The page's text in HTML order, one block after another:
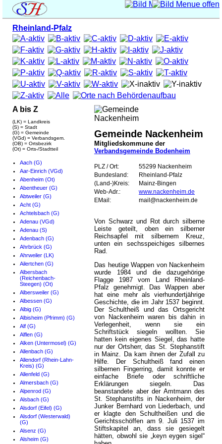
Rheinland-Pfalz
A bis Z
(LK) = Landkreis
(S) = Stadt
(G) = Gemeinde
(VGd) = Verbandsgem.
(OB) = Ortsbezirk
(Ot) = Orts-/Stadtteil
Aach (G)
Aar-Einrich (VGd)
Abenheim (Ot)
Abentheuer (G)
Abtweiler (G)
Acht (G)
Achtelsbach (G)
Adenau (VGd)
Adenau (S)
Adenbach (G)
Ahrbrück (G)
Ahrweiler (LK)
Ailertchen (G)
Albersbach
(Reichenbach-
Steegen) (Ot)
Albersweiler (G)
Albessen (G)
Albig (G)
Albisheim (Pfrimm) (G)
Alf (G)
Alflen (G)
Alken (Untermosel) (G)
Allenbach (G)
Allendorf (Rhein-Lahn-
Kreis) (G)
Allenfeld (G)
Almersbach (G)
Alpenrod (G)
Alsbach (G)
Alsdorf (Eifel) (G)
Alsdorf (Westerwald)
(G)
Alsenz (G)
Alsheim (G)
Gemeinde Nackenheim
Mitgliedskommune der
Verbandsgemeinde Bodenheim
PLZ / Ort:
55299 Nackenheim
Bundesland:
Rheinland-Pfalz
(Land-)Kreis:
Mainz-Bingen
Web-Adr.:
www.nackenheim.de
EMail:
mail@nackenheim.de
Von Schwarz und Rot durch silberne
Leiste geteilt, oben ein silberner
Reichsapfel mit silbernem Kreuz,
unten ein sechsspeichiges silbernes
Rad.
Das heutige Wappen von Nackenheim
wurde 1984 und die dazugehörige
Flagge 1987 vom Land Rheinland-
Pfalz genehmigt. Das Wappen aber
hat eine mehr als vierhundertjährige
Geschichte, die im Jahr 1537 beginnt.
Der Schultheiß und das Ortsgericht
von Nackenheim waren bis dahin in
Verlegenheit, wenn sie ein
Schriftstück siegeln wollten. Sie
hatten kein eigenes Siegel, das hatte
nur der Ortsherr, das St. Stephanstift
in Mainz. Da kam ihnen der Zufall zu
Hilfe. Der Schultheiß fand einen
silbernen Fingerring, damit konnte er
einfache Briefe oder schriftliche
Erklärungen siegeln. Das
beanstandete aber der Amtmann des
St. Stephanstifts in Nackenheim, der
Junker Bernhard von Liederbach, und
er klagte den Schultheißen und die
Gerichtsschöffen am 9. Juli 1537 im
Stiftskapitel an, dass sie gesiegelt
hätten, obwohl sie „keyn eygen sigel“